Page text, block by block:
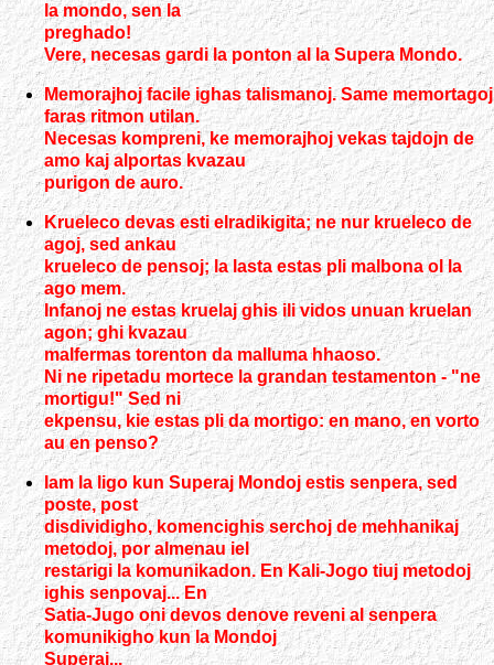
la mondo, sen la
preghado!
Vere, necesas gardi la ponton al la Supera Mondo.
Memorajhoj facile ighas talismanoj. Same memortagoj
faras ritmon utilan.
Necesas kompreni, ke memorajhoj vekas tajdojn de
amo kaj alportas kvazau
purigon de auro.
Krueleco devas esti elradikigita; ne nur krueleco de
agoj, sed ankau
krueleco de pensoj; la lasta estas pli malbona ol la
ago mem.
Infanoj ne estas kruelaj ghis ili vidos unuan kruelan
agon; ghi kvazau
malfermas torenton da malluma hhaoso.
Ni ne ripetadu mortece la grandan testamenton - "ne
mortigu!" Sed ni
ekpensu, kie estas pli da mortigo: en mano, en vorto
au en penso?
Iam la ligo kun Superaj Mondoj estis senpera, sed
poste, post
disdividigho, komencighis serchoj de mehhanikaj
metodoj, por almenau iel
restarigi la komunikadon. En Kali-Jogo tiuj metodoj
ighis senpovaj... En
Satia-Jugo oni devos denove reveni al senpera
komunikigho kun la Mondoj
Superaj...